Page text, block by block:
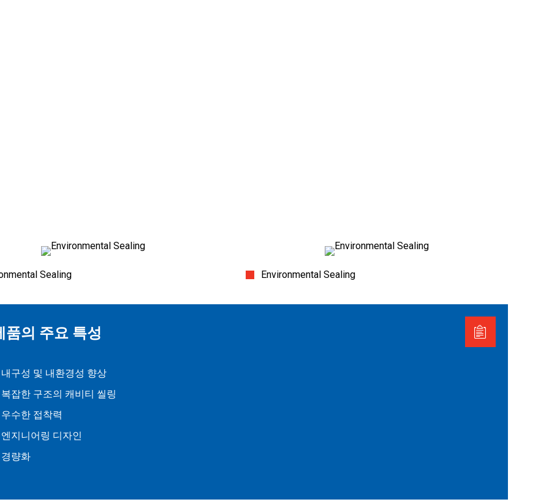
Sealing Environmental Sealing
품의 주요 특성
내구성 및 내환경성 향상
복잡한 구조의 캐비티 씰링
우수한 접착력
엔지니어링 디자인
경량화